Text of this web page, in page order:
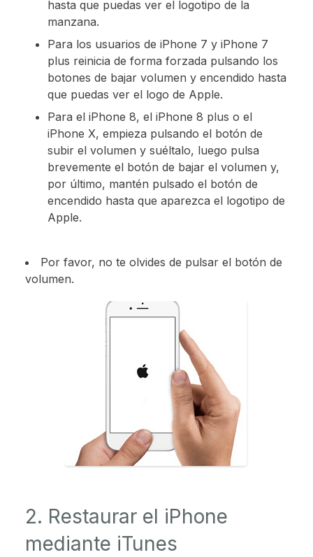
hasta que puedas ver el logotipo de la
manzana.
Para los usuarios de iPhone 7 y iPhone 7
plus reinicia de forma forzada pulsando los
botones de bajar volumen y encendido hasta
que puedas ver el logo de Apple.
Para el iPhone 8, el iPhone 8 plus o el
iPhone X, empieza pulsando el botón de
subir el volumen y suéltalo, luego pulsa
brevemente el botón de bajar el volumen y,
por último, mantén pulsado el botón de
encendido hasta que aparezca el logotipo de
Apple.
Por favor, no te olvides de pulsar el botón de
volumen.
2. Restaurar el iPhone
mediante iTunes